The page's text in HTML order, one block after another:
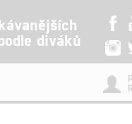
diváků